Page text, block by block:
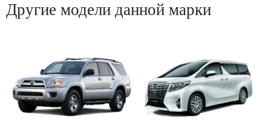
Другие модели данной марки